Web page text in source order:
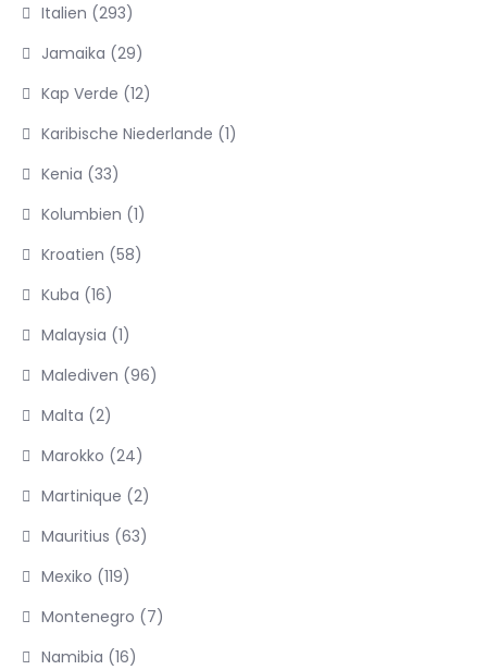
Italien (293)
Jamaika (29)
Kap Verde (12)
Karibische Niederlande (1)
Kenia (33)
Kolumbien (1)
Kroatien (58)
Kuba (16)
Malaysia (1)
Malediven (96)
Malta (2)
Marokko (24)
Martinique (2)
Mauritius (63)
Mexiko (119)
Montenegro (7)
Namibia (16)